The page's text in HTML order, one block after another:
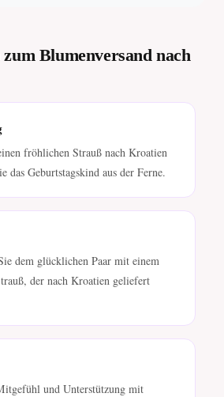
zum Blumenversand nach
fröhlichen Strauß nach Kroatien
das Geburtstagskind aus der Ferne.
dem glücklichen Paar mit einem
der nach Kroatien geliefert
und Unterstützung mit